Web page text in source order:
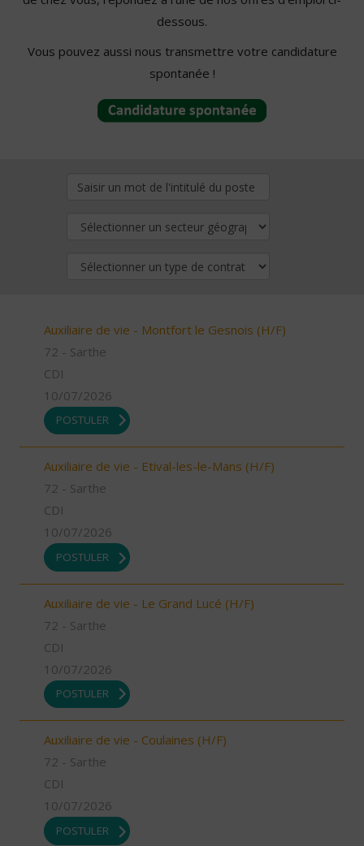
dessous.
Vous pouvez aussi nous transmettre votre candidature
spontanée !
Auxiliaire de vie - Montfort le Gesnois (H/F)
72 - Sarthe
CDI
10/07/2026
POSTULER
Auxiliaire de vie - Etival-les-le-Mans (H/F)
72 - Sarthe
CDI
10/07/2026
POSTULER
Auxiliaire de vie - Le Grand Lucé (H/F)
72 - Sarthe
CDI
10/07/2026
POSTULER
Auxiliaire de vie - Coulaines (H/F)
72 - Sarthe
CDI
10/07/2026
POSTULER